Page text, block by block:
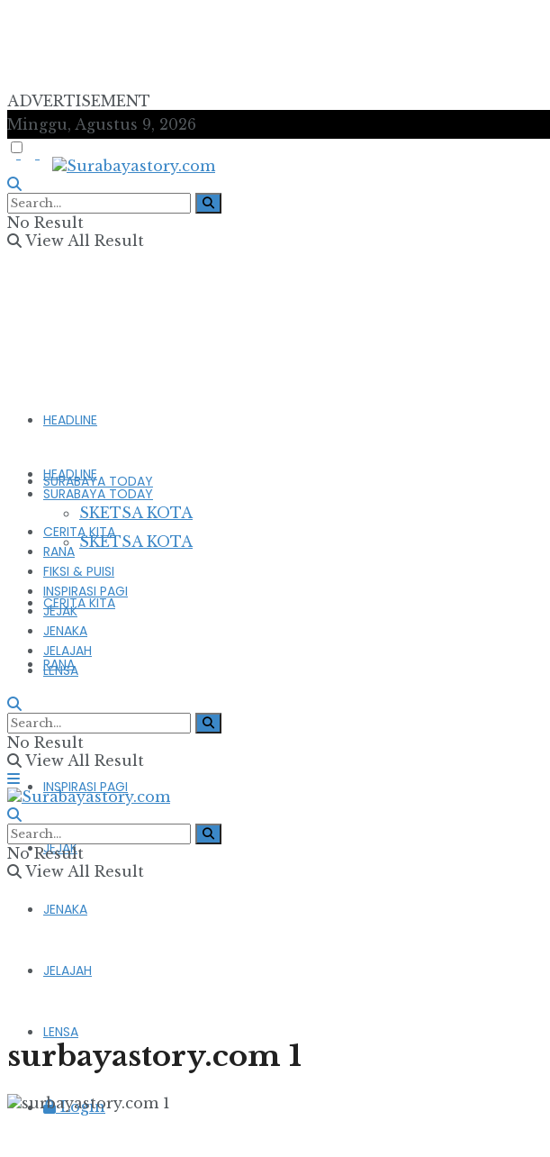
ADVERTISEMENT
Minggu, Agustus 9, 2026
No Result
View All Result
HEADLINE
SURABAYA TODAY
SKETSA KOTA
CERITA KITA
RANA
FIKSI & PUISI
INSPIRASI PAGI
JEJAK
JENAKA
JELAJAH
LENSA
Login
HEADLINE
SURABAYA TODAY
SKETSA KOTA
CERITA KITA
RANA
FIKSI & PUISI
INSPIRASI PAGI
JEJAK
JENAKA
JELAJAH
LENSA
No Result
View All Result
No Result
View All Result
surbayastory.com 1